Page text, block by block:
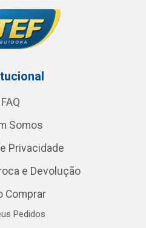
FAQ
Somos
Privacidade
e Devolução
Comprar
Pedidos